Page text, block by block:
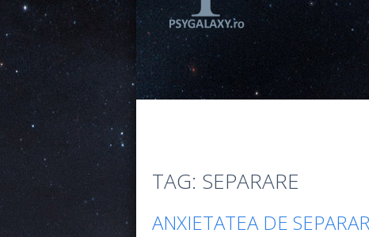
TAG: SEPARARE
ANXIETATEA DE